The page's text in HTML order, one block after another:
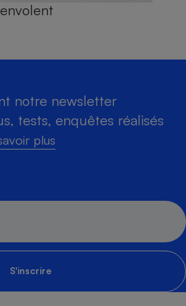
notre newsletter
tests, enquêtes réalisés
plus
S'inscrire